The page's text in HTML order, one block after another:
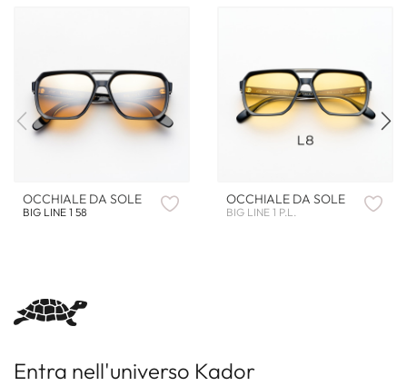
OCCHIALE DA SOLE
BIG LINE 1 58
OCCHIALE DA SOLE
BIG LINE 1 P.L.
Entra nell'universo Kador